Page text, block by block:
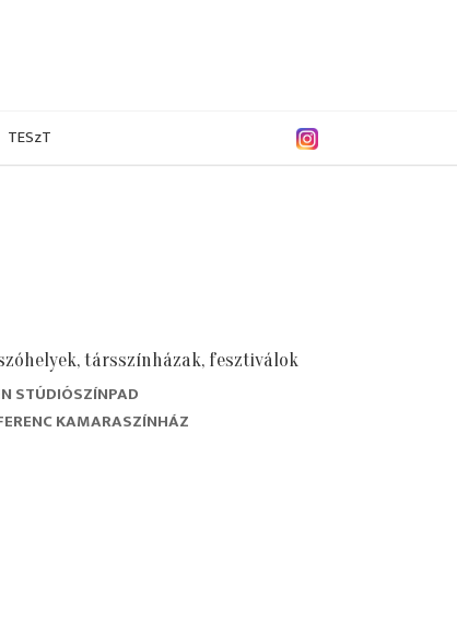
TESzT
2005. március
társszínházak, fesztiválok
STÚDIÓSZÍNPAD
KAMARASZÍNHÁZ